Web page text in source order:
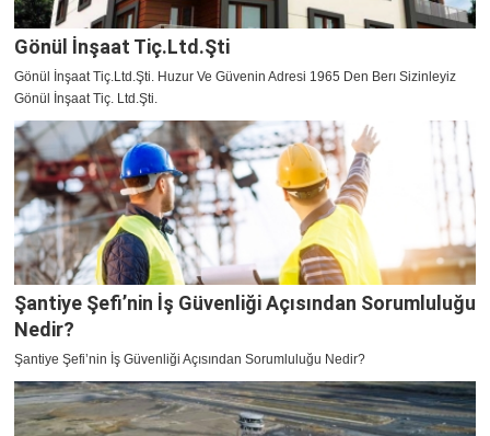
Gönül İnşaat Tiç.Ltd.Şti
Gönül İnşaat Tiç.Ltd.Şti. Huzur Ve Güvenin Adresi 1965 Den Berı Sizinleyiz
Gönül İnşaat Tiç. Ltd.Şti.
Şantiye Şefi’nin İş Güvenliği Açısından Sorumluluğu
Nedir?
Şantiye Şefi’nin İş Güvenliği Açısından Sorumluluğu Nedir?